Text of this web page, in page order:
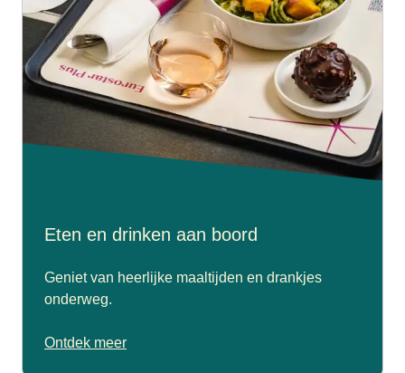
Eten en drinken aan boord
Geniet van heerlijke maaltijden en drankjes
onderweg.
Ontdek meer